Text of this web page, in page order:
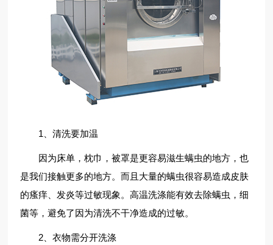
1、清洗要加温
因为床单，枕巾，被罩是更容易滋生螨虫的地方，也
是我们接触更多的地方。而且大量的螨虫很容易造成皮肤
的瘙痒、发炎等过敏现象。高温洗涤能有效去除螨虫，细
菌等，避免了因为清洗不干净造成的过敏。
2、衣物需分开洗涤